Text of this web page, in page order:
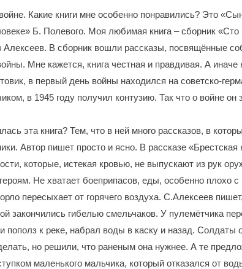
Какие книги мне особенно понравились? Это
Б. Полевого. Моя любимая книга – сборник «Сто
Алексеев. В сборник вошли рассказы, посвящённые
Мне кажется, книга честная и правдивая. А
в первый день войны находился на советско-
в 1945 году получил контузию. Так что о войне
эта книга? Тем, что в ней много рассказов, в
Автор пишет просто и ясно. В рассказе «Брестская
которые, истекая кровью, не выпускают из рук
Не хватает боеприпасов, еды, особенно плохо
пересыхает от горячего воздуха. С.Алексеев
закончились гибелью смельчаков. У пулемётчика
пополз к реке, набрал воды в каску и назад. Солдаты
но решили, что раненым она нужнее. А те
маленького мальчика, который отказался от